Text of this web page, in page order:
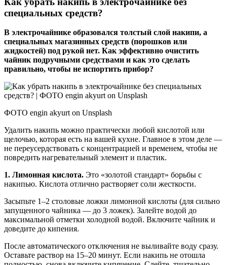
специальных средств?
В электрочайнике образовался толстый слой накипи, а
специальных магазинных средств (порошков или
жидкостей) под рукой нет. Как эффективно очистить
чайник подручными средствами и как это сделать
правильно, чтобы не испортить прибор?
ФОТО engin akyurt on Unsplash
Удалить накипь можно практически любой кислотой или
щелочью, которая есть на вашей кухне. Главное в этом деле —
не переусердствовать с концентрацией и временем, чтобы не
повредить нагревательный элемент и пластик.
1. Лимонная кислота. Это «золотой стандарт» борьбы с
накипью. Кислота отлично растворяет соли жесткости.
Засыпьте 1–2 столовые ложки лимонной кислоты (для сильно
запущенного чайника — до 3 ложек). Залейте водой до
максимальной отметки холодной водой. Включите чайник и
доведите до кипения.
После автоматического отключения не выливайте воду сразу.
Оставьте раствор на 15–20 минут. Если накипь не отошла